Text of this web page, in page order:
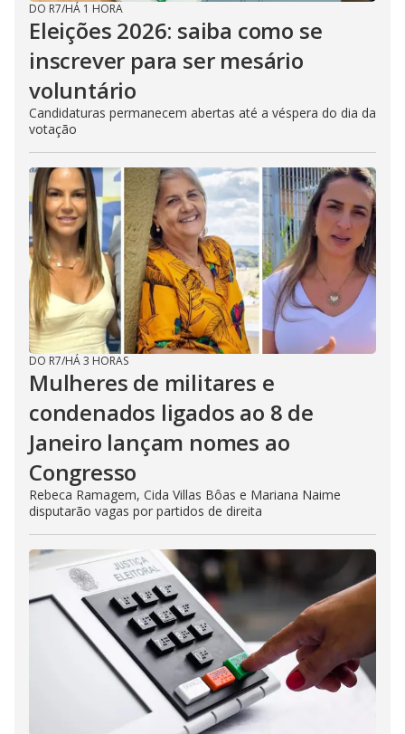
DO R7/HÁ 1 HORA
Eleições 2026: saiba como se
inscrever para ser mesário
voluntário
Candidaturas permanecem abertas até a véspera do dia da
votação
DO R7/HÁ 3 HORAS
Mulheres de militares e
condenados ligados ao 8 de
Janeiro lançam nomes ao
Congresso
Rebeca Ramagem, Cida Villas Bôas e Mariana Naime
disputarão vagas por partidos de direita